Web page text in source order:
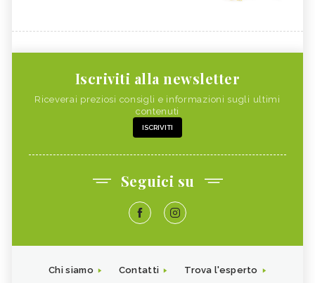
Iscriviti alla newsletter
Riceverai preziosi consigli e informazioni sugli ultimi
contenuti
ISCRIVITI
Seguici su
Chi siamo Contatti Trova l'esperto